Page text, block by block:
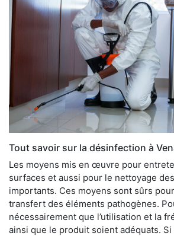
Tout savoir sur la désinfection à
Les moyens mis en œuvre pour
surfaces et aussi pour le nettoyage
importants. Ces moyens sont sûrs
transfert des éléments pathogènes.
nécessairement que l’utilisation et la
ainsi que le produit soient adéquats.